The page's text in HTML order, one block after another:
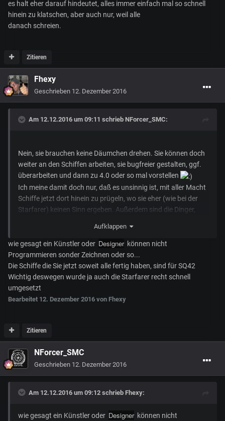
es halt eher darauf hindeutet, alles immer einfach mal so schnell
hinein zu klatschen, aber auch nur, weil alle
danach schreien.
Zitieren
Fhexy
Geschrieben 12. Dezember 2016
Am 12.12.2016 um 09:11 schrieb NForcer_SMC:
Nein, sie brauchen keine Däumchen drehen. Sie können doch
weiter an den Schiffen arbeiten, sie bugfreier gestalten, ggf.
überarbeiten und dann zu 4.0 oder so mal vorstellen
Ich meine damit doch nur, daß es unsinnig ist, mit aller Macht
Schiffe jetzt dort hinein zu prügeln, wo sie eher (wie bei der
Starfarer) keinen Sinn ergeben. Außerdem sind die Dinger,
bugbelastet das es halt eher darauf hindeutet, alles immer
einfach mal so schnell hinein zu klatschen, aber auch nur, weil
alle
danach schreien.
Aufklappen
wie gesagt ein Künstler oder Designerkönnen nicht
Programmieren sonder Zeichnen oder so...
Die Schiffe die Sie jetzt soweit alle fertig haben, sind für SQ42
Wichtig deswegen wurde ja auch die Starfarer recht schnell
umgesetzt
Bearbeitet 12. Dezember 2016 von Fhexy
Zitieren
NForcer_SMC
Geschrieben 12. Dezember 2016
Am 12.12.2016 um 09:12 schrieb Fhexy:
wie gesagt ein Künstler oder Designerkönnen nicht